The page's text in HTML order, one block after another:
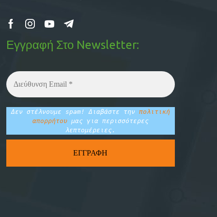
Εγγραφή Στο Newsletter:
Δεν στέλνουμε spam! Διαβάστε την πολιτική
απορρήτουμας για περισσότερες
λεπτομέρειες.